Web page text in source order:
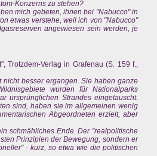
Konzerns zu stehen?
mich gebeten, ihnen bei "Nabucco" in
etwas verstehe, weil ich von "Nabucco"
angewiesen sein werden, je
Trotzdem-Verlag in Grafenau (S. 159 f.,
besser ergangen. Sie haben ganze
wurden für Nationalparks
ursprünglichen Strandes eingetauscht.
sind, haben sie im allgemeinen wenig
Abgeordneten erzielt, aber
schmähliches Ende. Der "realpolitische
Prinzipien der Bewegung, sondern er
- kurz, so etwa wie die politischen